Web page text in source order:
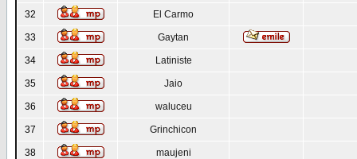
32 El Carmo
33 Gaytan
34 Latiniste
35 Jaio
36 waluceu
37 Grinchicon
38 maujeni